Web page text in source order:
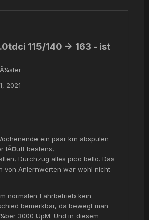
115/140 -> 163 - ist
2021
ein paar km abspulen
lÃ¤uft bestens,
Durchzug alles pico bello. Das
von Anlernwerten war wohl nicht
normalen Fahrbetrieb kein
bemerkbar, da bewegt man
3000 UpM. Und in diesem